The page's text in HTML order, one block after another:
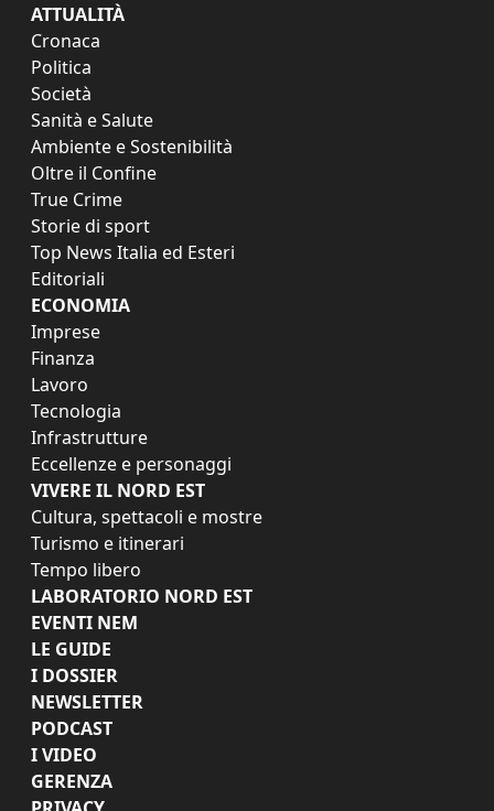
ATTUALITÀ
Cronaca
Politica
Società
Sanità e Salute
Ambiente e Sostenibilità
Oltre il Confine
True Crime
Storie di sport
Top News Italia ed Esteri
Editoriali
ECONOMIA
Imprese
Finanza
Lavoro
Tecnologia
Infrastrutture
Eccellenze e personaggi
VIVERE IL NORD EST
Cultura, spettacoli e mostre
Turismo e itinerari
Tempo libero
LABORATORIO NORD EST
EVENTI NEM
LE GUIDE
I DOSSIER
NEWSLETTER
PODCAST
I VIDEO
GERENZA